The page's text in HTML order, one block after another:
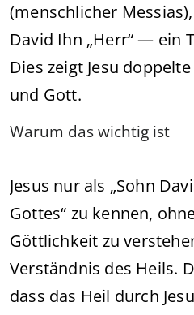
(menschlicher
David Ihn „Herr“ — ein
Dies zeigt Jesu
und Gott.
Warum das wichtig ist
Jesus nur als „Sohn
Gottes“ zu kennen,
Göttlichkeit zu
Verständnis des Heils.
dass das Heil durch